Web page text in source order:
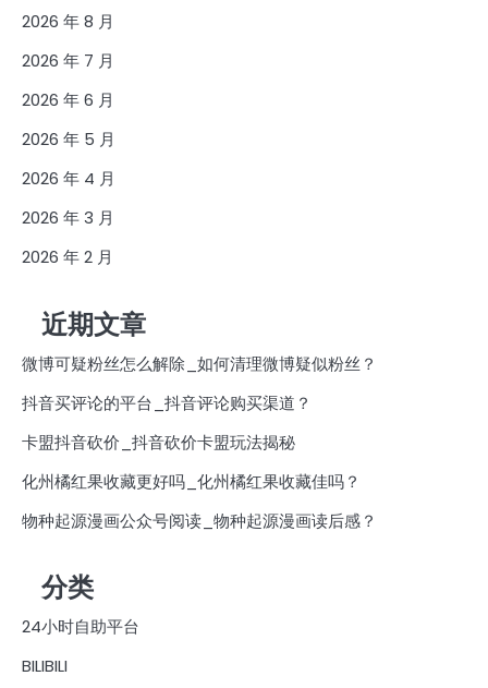
2026 年 8 月
2026 年 7 月
2026 年 6 月
2026 年 5 月
2026 年 4 月
2026 年 3 月
2026 年 2 月
近期文章
微博可疑粉丝怎么解除_如何清理微博疑似粉丝？
抖音买评论的平台_抖音评论购买渠道？
卡盟抖音砍价_抖音砍价卡盟玩法揭秘
化州橘红果收藏更好吗_化州橘红果收藏佳吗？
物种起源漫画公众号阅读_物种起源漫画读后感？
分类
24小时自助平台
BILIBILI